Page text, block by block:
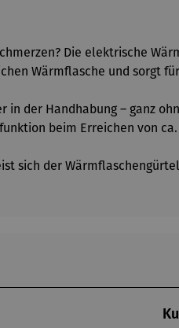
Die elektrische
Wärmflasche und sorgt
der Handhabung – ganz
beim Erreichen von
sich der